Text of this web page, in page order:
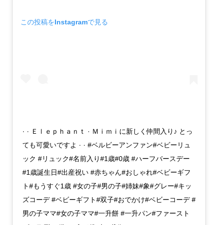
この投稿をInstagramで見る
· · Ｅｌｅｐｈａｎｔ · Ｍｉｍｉに新しく仲間入り♪ とっ
ても可愛いですよ︎︎ · · #ベルビーアンファン#ベビーリュ
ック #リュック#名前入り#1歳#0歳 #ハーフバースデー
#1歳誕生日#出産祝い #赤ちゃん#おしゃれ#ベビーギフ
ト#もうすぐ1歳 #女の子#男の子#姉妹#象#グレー#キッ
ズコーデ #ベビーギフト#双子#おでかけ#ベビーコーデ #
男の子ママ#女の子ママ#一升餅 #一升パン#ファースト